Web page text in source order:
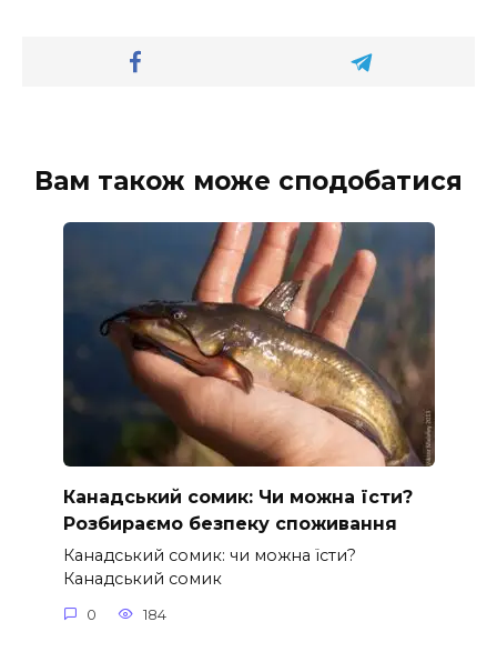
Вам також може сподобатися
Канадський сомик: Чи можна їсти?
Розбираємо безпеку споживання
Канадський сомик: чи можна їсти?
Канадський сомик
0 184